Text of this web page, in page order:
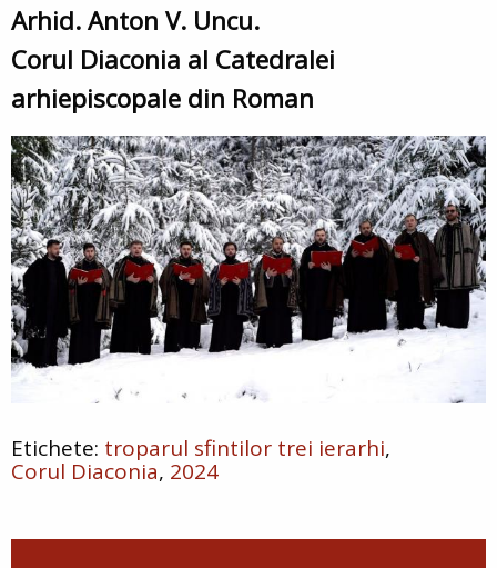
Arhid. Anton V. Uncu.
Corul Diaconia al Catedralei
arhiepiscopale din Roman
troparul sfintilor trei ierarhi
Corul Diaconia 2024